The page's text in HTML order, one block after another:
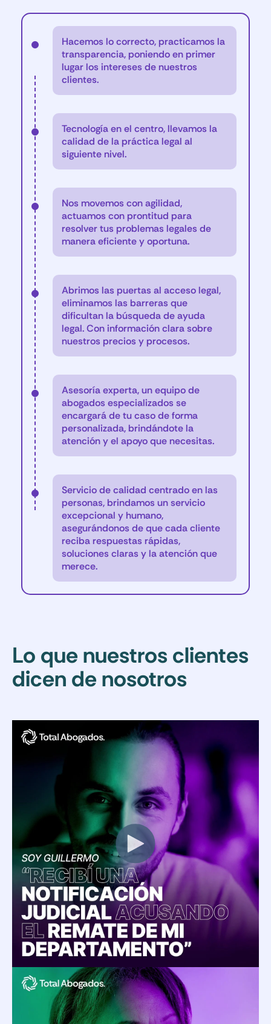
Hacemos lo correcto, practicamos la
transparencia, poniendo en primer
lugar los intereses de nuestros
clientes.
Tecnología en el centro, llevamos la
calidad de la práctica legal al
siguiente nivel.
Nos movemos con agilidad,
actuamos con prontitud para
resolver tus problemas legales de
manera eficiente y oportuna.
Abrimos las puertas al acceso legal,
eliminamos las barreras que
dificultan la búsqueda de ayuda
legal. Con información clara sobre
nuestros precios y procesos.
Asesoría experta, un equipo de
abogados especializados se
encargará de tu caso de forma
personalizada, brindándote la
atención y el apoyo que necesitas.
Servicio de calidad centrado en las
personas, brindamos un servicio
excepcional y humano,
asegurándonos de que cada cliente
reciba respuestas rápidas,
soluciones claras y la atención que
merece.
Lo que nuestros clientes
dicen de nosotros